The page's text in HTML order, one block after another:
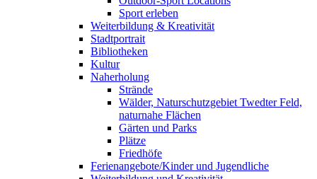
Sport erleben
Weiterbildung & Kreativität
Stadtportrait
Bibliotheken
Kultur
Naherholung
Strände
Wälder, Naturschutzgebiet Twedter Feld,
naturnahe Flächen
Gärten und Parks
Plätze
Friedhöfe
Ferienangebote/Kinder und Jugendliche